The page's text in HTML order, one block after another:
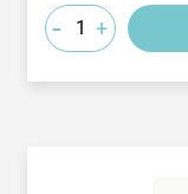
- +